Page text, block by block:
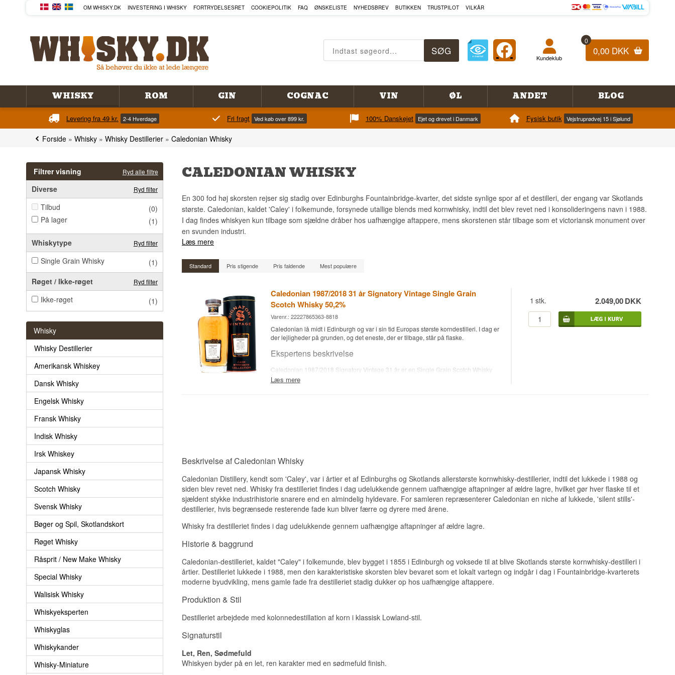
OM WHISKY.DK INVESTERING I WHISKY FORTRYDELSESRET COOKIEPOLITIK FAQ ØNSKELISTE NYHEDSBREV BUTIKKEN TRUSTPILOT VILKÅR
0
0,00 DKK
Kundeklub
WHISKY ROM GIN COGNAC VIN ØL ANDET BLOG
Levering fra 49 kr. 2-4 Hverdage Fri fragt Ved køb over 899 kr. 100% Danskejet Ejet og drevet i Danmark Fysisk butik Vejstruprødvej 15 i Sjølund
Forside » Whisky » Whisky Destillerier » Caledonian Whisky
Filtrer visning Ryd alle filtre
Diverse Ryd filter
Tilbud
(0)
På lager
(1)
Whiskytype Ryd filter
Single Grain Whisky
(1)
Røget / Ikke-røget
Ryd filter
Ikke-røget (1)
Whisky
Whisky Destillerier
Amerikansk Whiskey
Dansk Whisky
Engelsk Whisky
Fransk Whisky
Indisk Whisky
Irsk Whiskey
Japansk Whisky
Scotch Whisky
Svensk Whisky
Bøger og Spil, Skotlandskort
Røget Whisky
Råsprit / New Make Whisky
Special Whisky
Walisisk Whisky
Whiskyeksperten
Whiskyglas
Whiskykander
Whisky-Miniature
CALEDONIAN WHISKY
En 300 fod høj skorsten rejser sig stadig over Edinburghs Fountainbridge-kvarter, det sidste synlige spor af et destilleri, der engang var Skotlands
største. Caledonian, kaldet 'Caley' i folkemunde, forsynede utallige blends med kornwhisky, indtil det blev revet ned i konsolideringens navn i 1988.
I dag findes whiskyen kun tilbage som sjældne dråber hos uafhængige aftappere, mens skorstenen står tilbage som et victoriansk monument over
en svunden industri.
Læs mere
Standard Pris stigende Pris faldende Mest populære
Caledonian 1987/2018 31 år Signatory Vintage Single Grain
Scotch Whisky 50,2%
Varenr.: 22227865363-8818
Caledonian lå midt i Edinburgh og var i sin tid Europas største korndestilleri. I dag er
der lejligheder på grunden, og det eneste, der er tilbage, står på flaske.
Ekspertens beskrivelse
Caledonian 1987/2018 Signatory Vintage 31 år er en Single Grain Scotch Whisky
aftappet ved 50,2 % uden koldfiltrering og uden farvetilsætning.
Smagsnoter
Næse
Vanilje og flødekaramel med kokos, moden pære og et strøg friskskåret eg.
Silkeblød og cremet med toffee, honning og citrusolie. Der er en fin kornet elegance,
Eftersmag
Lang og varm med fudge, let krydderi og en behagelig tørhed.
Specifikationer
50,2%
Destilleri: Caledonian
ABV: 50,2%
Læs mere
1 stk. 2.049,00DKK
Beskrivelse af Caledonian Whisky
Caledonian Distillery, kendt som 'Caley', var i årtier et af Edinburghs og Skotlands allerstørste kornwhisky-destillerier, indtil det lukkede i 1988 og
siden blev revet ned. Whisky fra destilleriet findes i dag udelukkende gennem uafhængige aftapninger af ældre lagre, hvilket gør hver flaske til et
sjældent stykke industrihistorie snarere end en almindelig hyldevare. For samleren repræsenterer Caledonian en niche af lukkede, 'silent stills'-
destillerier, hvis begrænsede resterende fade kun bliver færre og dyrere med årene.
Whisky fra destilleriet findes i dag udelukkende gennem uafhængige aftapninger af ældre lagre.
Historie & baggrund
Caledonian-destilleriet, kaldet "Caley" i folkemunde, blev bygget i 1855 i Edinburgh og voksede til at blive Skotlands største kornwhisky-destilleri i
årtier. Destilleriet lukkede i 1988, men den karakteristiske skorsten blev bevaret som et lokalt vartegn og indgår i dag i Fountainbridge-kvarterets
moderne byudvikling, mens gamle fade fra destilleriet stadig dukker op hos uafhængige aftappere.
Produktion & Stil
Destilleriet arbejdede med kolonnedestillation af korn i klassisk Lowland-stil.
Signaturstil
Let, Ren, Sødmefuld
Whiskyen byder på en let, ren karakter med en sødmefuld finish.